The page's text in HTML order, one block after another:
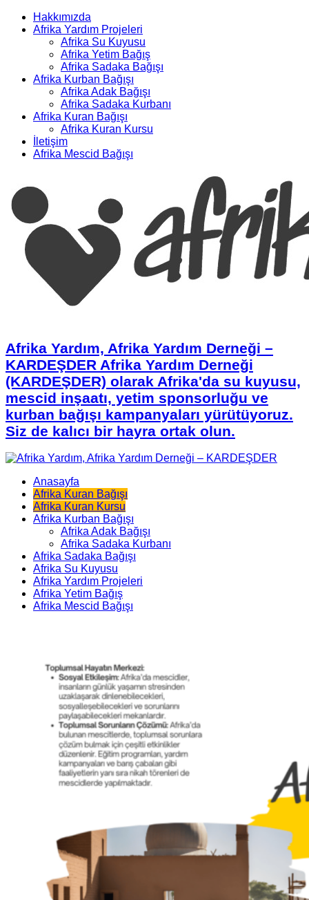
Hakkımızda
Afrika Yardım Projeleri
Afrika Su Kuyusu
Afrika Yetim Bağış
Afrika Sadaka Bağışı
Afrika Kurban Bağışı
Afrika Adak Bağışı
Afrika Sadaka Kurbanı
Afrika Kuran Bağışı
Afrika Kuran Kursu
İletişim
Afrika Mescid Bağışı
Afrika Yardım, Afrika Yardım Derneği –
KARDEŞDER Afrika Yardım Derneği
(KARDEŞDER) olarak Afrika'da su kuyusu,
mescid inşaatı, yetim sponsorluğu ve
kurban bağışı kampanyaları yürütüyoruz.
Siz de kalıcı bir hayra ortak olun.
Anasayfa
Afrika Kuran Bağışı
Afrika Kuran Kursu
Afrika Kurban Bağışı
Afrika Adak Bağışı
Afrika Sadaka Kurbanı
Afrika Sadaka Bağışı
Afrika Su Kuyusu
Afrika Yardım Projeleri
Afrika Yetim Bağış
Afrika Mescid Bağışı